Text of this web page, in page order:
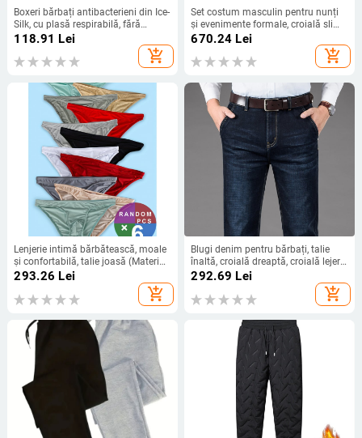
Boxeri bărbați antibacterieni din Ice-
Silk, cu plasă respirabilă, fără
cusături, pentru vară.
118.91 Lei
add_shopping_cart
Set costum masculin pentru nunți
și evenimente formale, croială slim,
rever clasic cu nasturi la un rând,
100% poliester, potrivit primăvară și
toamnă
670.24 Lei
add_shopping_cart
Lenjerie intimă bărbătească, moale
și confortabilă, talie joasă (Material
principal: acrilic; Nume material:
Mitsubishi Meryl; Căptușeală:
Cotton Modal; Sezon: Primăvară)
293.26 Lei
add_shopping_cart
Blugi denim pentru bărbați, talie
înaltă, croială dreaptă, croială lejeră,
detalii la buzunare, finisaj de
292.69 Lei
add_shopping_cart